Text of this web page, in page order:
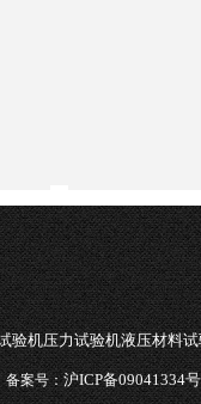
验机压力试验机液压材料
备案号：沪ICP备09041334